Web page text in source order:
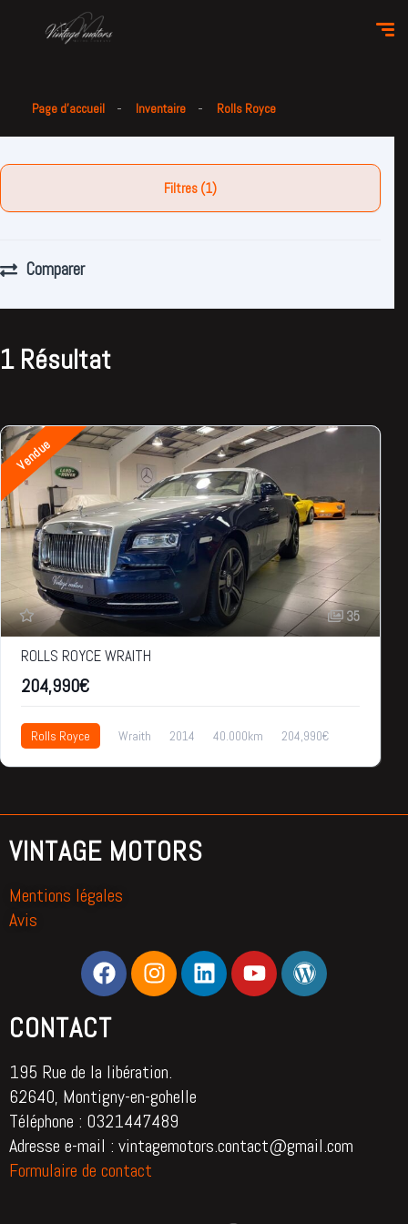
Page d'accueil Inventaire Rolls Royce
Filtres (1)
Comparer
1 Résultat
Vendue
35
ROLLS ROYCE WRAITH
204,990€
Rolls Royce Wraith 2014 40.000km 204,990€
VINTAGE MOTORS
Mentions légales
Avis
CONTACT
195 Rue de la libération.
62640, Montigny-en-gohelle
Téléphone : 0321447489
Adresse e-mail : vintagemotors.contact@gmail.com
Formulaire de contact